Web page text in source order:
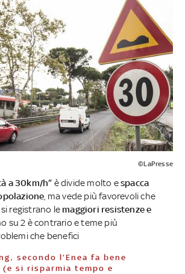
©LaPresse
a 30km/h” è divide molto espacca
, ma vede più favorevoli che
si registrano le maggiori resistenze e
su 2 è contrario e teme più
che benefici
(e si risparmia tempo e